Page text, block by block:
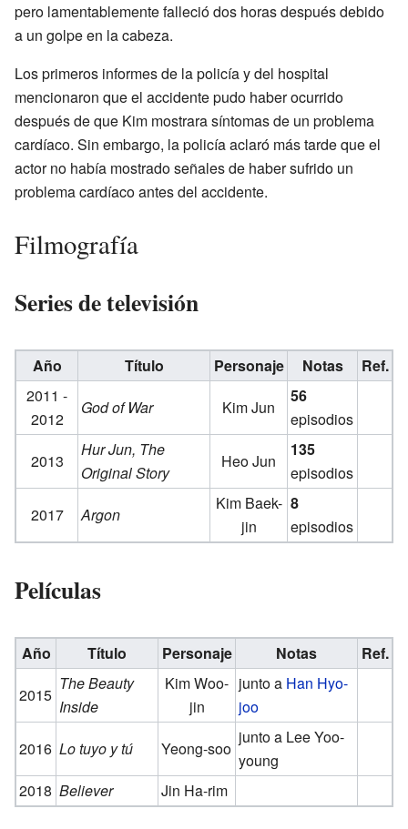
pero lamentablemente falleció dos horas después debido
a un golpe en la cabeza.
Los primeros informes de la policía y del hospital
mencionaron que el accidente pudo haber ocurrido
después de que Kim mostrara síntomas de un problema
cardíaco. Sin embargo, la policía aclaró más tarde que el
actor no había mostrado señales de haber sufrido un
problema cardíaco antes del accidente.
Filmografía
Series de televisión
Año Título Personaje Notas
Ref.
2011 -
2012
God of War Kim Jun
56
episodios
2013
Hur Jun, The
Original Story
Heo Jun
135
episodios
2017
Argon
Kim Baek-
jin
8
episodios
Películas
Año Título Personaje Notas
Ref.
2015
The Beauty
Inside
Kim Woo-
jin
junto a Han Hyo-
joo
2016 Lo tuyo y tú Yeong-soo
junto a Lee Yoo-
young
2018 Believer Jin Ha-rim